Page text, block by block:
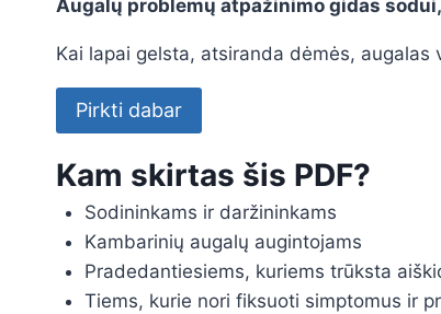
Augalų problemų atpažinimo gidas
Kai lapai gelsta, atsiranda dėmės,
Pirkti dabar
Kam skirtas šis PDF?
Sodininkams ir daržininkams
Kambarinių augalų augintojams
Pradedantiesiems, kuriems trūksta
Tiems, kurie nori fiksuoti simptomus ir